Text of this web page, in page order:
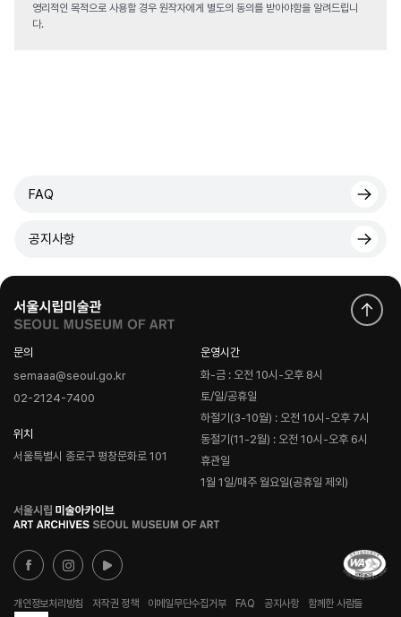
영리적인 목적으로 사용할 경우 원작자에게 별도의 동의를 받아야함을 알려드립니
다.
FAQ
공지사항
문의
semaaa@seoul.go.kr
02-2124-7400
위치
서울특별시 종로구 평창문화로 101
운영시간
화-금 : 오전 10시-오후 8시
토/일/공휴일
하절기(3-10월) : 오전 10시-오후 7시
동절기(11-2월) : 오전 10시-오후 6시
휴관일
1월 1일/매주 월요일(공휴일 제외)
로
고
개인정보처리방침 저작권 정책 이메일무단수집거부 FAQ 공지사항 함께한 사람들